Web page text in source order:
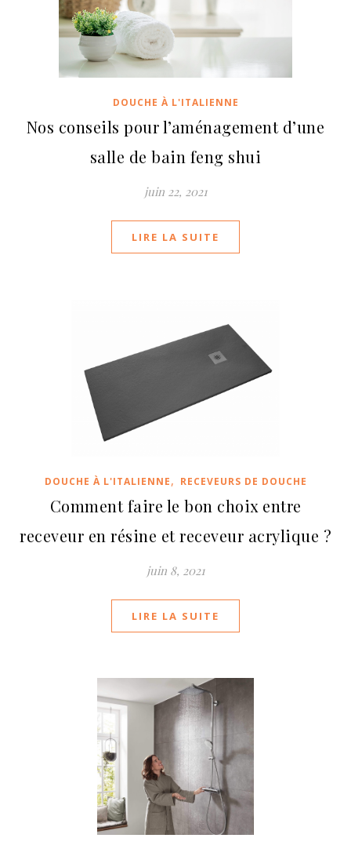
DOUCHE À L'ITALIENNE
Nos conseils pour l’aménagement d’une
salle de bain feng shui
juin 22, 2021
LIRE LA SUITE
DOUCHE À L'ITALIENNE, RECEVEURS DE DOUCHE
Comment faire le bon choix entre
receveur en résine et receveur acrylique ?
juin 8, 2021
LIRE LA SUITE